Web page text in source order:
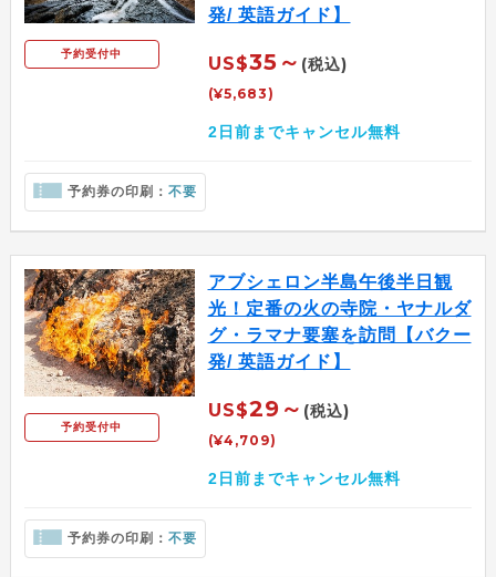
予約受付中
発/ 英語ガイド】
US$35～ (税込)
(¥5,683)
2日前までキャンセル無料
予約券の印刷： 不要
予約受付中
アブシェロン半島午後半日観
光！定番の火の寺院・ヤナルダ
グ・ラマナ要塞を訪問【バクー
発/ 英語ガイド】
US$29～ (税込)
(¥4,709)
2日前までキャンセル無料
予約券の印刷： 不要